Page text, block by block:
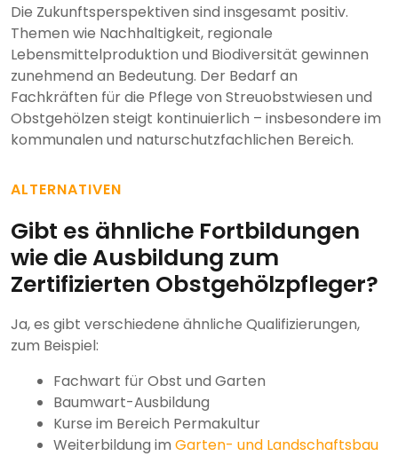
Die Zukunftsperspektiven sind insgesamt positiv.
Themen wie Nachhaltigkeit, regionale
Lebensmittelproduktion und Biodiversität gewinnen
zunehmend an Bedeutung. Der Bedarf an
Fachkräften für die Pflege von Streuobstwiesen und
Obstgehölzen steigt kontinuierlich – insbesondere im
kommunalen und naturschutzfachlichen Bereich.
ALTERNATIVEN
Gibt es ähnliche Fortbildungen
wie die Ausbildung zum
Zertifizierten Obstgehölzpfleger?
Ja, es gibt verschiedene ähnliche Qualifizierungen,
zum Beispiel:
Fachwart für Obst und Garten
Baumwart-Ausbildung
Kurse im Bereich Permakultur
Weiterbildung im Garten- und Landschaftsbau